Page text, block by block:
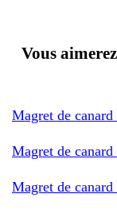
Vous
Magret de
Magret de
Magret de